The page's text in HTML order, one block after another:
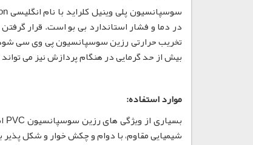
بیش از حد گرمایی در هنگام پردازش نیز می
موارد استفاده:
شیمیایی مقاوم، با دوام و چکش خوار و شکل پذیر